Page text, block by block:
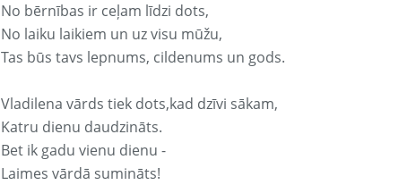
No bērnības ir ceļam līdzi dots,
No laiku laikiem un uz visu mūžu,
Tas būs tavs lepnums, cildenums un gods.
Vladilena vārds tiek dots,kad dzīvi sākam,
Katru dienu daudzināts.
Bet ik gadu vienu dienu -
Laimes vārdā sumināts!